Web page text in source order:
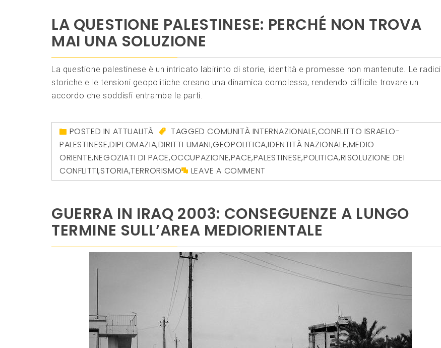
LA QUESTIONE PALESTINESE: PERCHÉ NON TROVA
MAI UNA SOLUZIONE
La questione palestinese è un intricato labirinto di storie, identità e promesse non mantenute. Le radici
storiche e le tensioni geopolitiche creano una dinamica complessa, rendendo difficile trovare un
accordo che soddisfi entrambe le parti.
POSTED IN ATTUALITÀ TAGGEDCOMUNITÀ INTERNAZIONALE,CONFLITTO ISRAELO-
PALESTINESE,DIPLOMAZIA,DIRITTI UMANI,GEOPOLITICA,IDENTITÀ NAZIONALE,MEDIO
ORIENTE,NEGOZIATI DI PACE,OCCUPAZIONE,PACE,PALESTINESE,POLITICA,RISOLUZIONE DEI
CONFLITTI,STORIA,TERRORISMO LEAVE A COMMENT
GUERRA IN IRAQ 2003: CONSEGUENZE A LUNGO
TERMINE SULL’AREA MEDIORIENTALE